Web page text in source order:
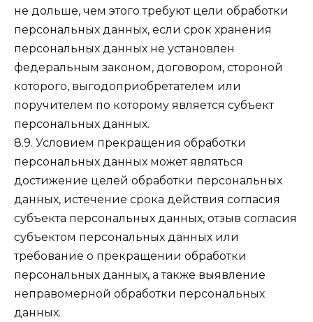
не дольше, чем этого требуют цели обработки
персональных данных, если срок хранения
персональных данных не установлен
федеральным законом, договором, стороной
которого, выгодоприобретателем или
поручителем по которому является субъект
персональных данных.
8.9. Условием прекращения обработки
персональных данных может являться
достижение целей обработки персональных
данных, истечение срока действия согласия
субъекта персональных данных, отзыв согласия
субъектом персональных данных или
требование о прекращении обработки
персональных данных, а также выявление
неправомерной обработки персональных
данных.